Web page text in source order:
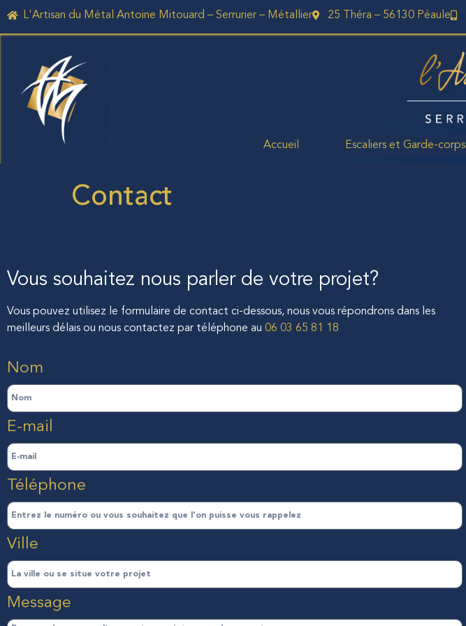
L'Artisan du Métal Antoine Mitouard – Serrurier – Métallier 25 Théra – 56130 Péaule
Accueil Escaliers et Garde-corps
Contact
Vous souhaitez nous parler de votre projet?
Vous pouvez utilisez le formulaire de contact ci-dessous, nous vous répondrons dans les
meilleurs délais ou nous contactez par téléphone au 06 03 65 81 18
Nom
E-mail
Téléphone
Ville
Message